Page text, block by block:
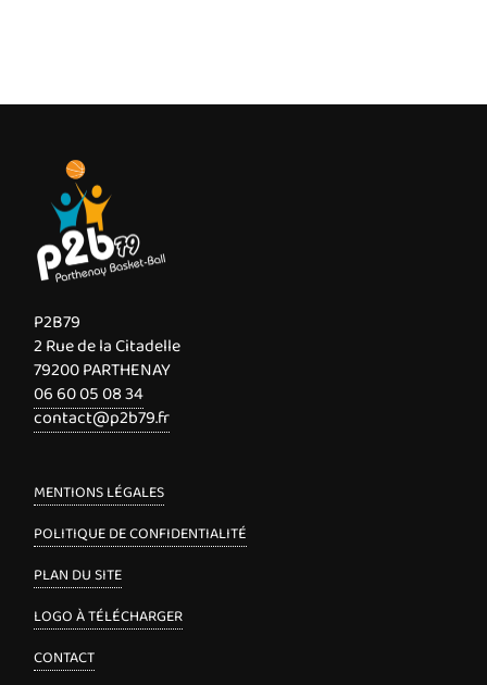
P2B79
2 Rue de la Citadelle
79200 PARTHENAY
06 60 05 08 34
contact@p2b79.fr
MENTIONS LÉGALES
POLITIQUE DE CONFIDENTIALITÉ
PLAN DU SITE
LOGO À TÉLÉCHARGER
CONTACT